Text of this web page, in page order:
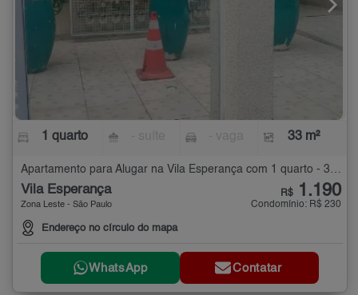
1 quarto 33 m²
Apartamento para Alugar na Vila Esperança com 1 quarto - 33 m²
Vila Esperança
Zona Leste - São Paulo
Endereço no círculo do mapa
R$ 1.190
Condomínio: R$ 230
WhatsApp Contatar